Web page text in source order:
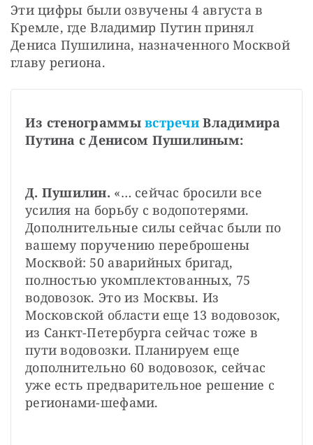
Эти цифры были озвучены 4 августа в
Кремле, где Владимир Путин принял
Дениса Пушилина, назначенного Москвой
главу региона.
Из стенограммы встречи Владимира
Путина с Денисом Пушилиным:
Д. Пушилин. «… сейчас бросили все
усилия на борьбу с водопотерями.
Дополнительные силы сейчас были по
вашему поручению переброшены
Москвой: 50 аварийных бригад,
полностью укомплектованных, 75
водовозок. Это из Москвы. Из
Московской области еще 13 водовозок,
из Санкт-Петербурга сейчас тоже в
пути водовозки. Планируем еще
дополнительно 60 водовозок, сейчас
уже есть предварительное решение с
регионами-шефами.